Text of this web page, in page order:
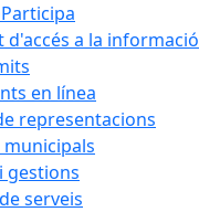
d'accés a la informació
en línea
representacions
gestions
serveis